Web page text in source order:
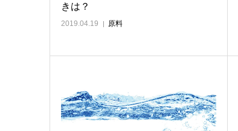
きは？
2019.04.19 原料